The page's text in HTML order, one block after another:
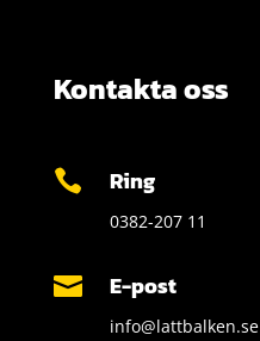
Kontakta oss
 Ring
0382-207 11
 E-post
info@lattbalken.se